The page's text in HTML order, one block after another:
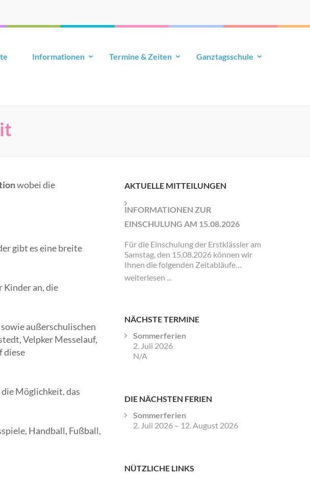
Informationen Termine & Zeiten Ganztagsschule
wobei die
gibt es eine breite
an, die
außerschulischen
Velpker Messelauf,
diese
Möglichkeit, das
Handball, Fußball,
AKTUELLE MITTEILUNGEN
INFORMATIONEN ZUR
EINSCHULUNG AM 15.08.2026
Für die Einschulung der Erstklässler am
Samstag, den 15.08.2026 können wir
Ihnen die folgenden Zeitabläufe
bekanntgeben. Für die Klassen 1a und
weiterlesen ...
NÄCHSTE TERMINE
Sommerferien
2. Juli 2026
N/A
DIE NÄCHSTEN FERIEN
Sommerferien
2. Juli 2026 – 12. August 2026
NÜTZLICHE LINKS